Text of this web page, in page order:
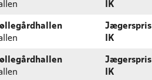
IK
Jægerspris
IK
Jægerspris
IK